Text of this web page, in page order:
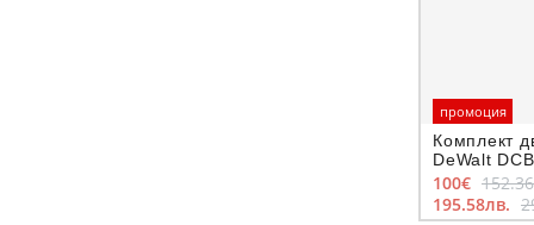
промоция
Комплект
DeWalt
100€
195.58лв.